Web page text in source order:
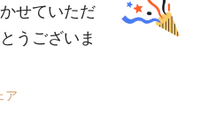
せていただ
うございま
ア